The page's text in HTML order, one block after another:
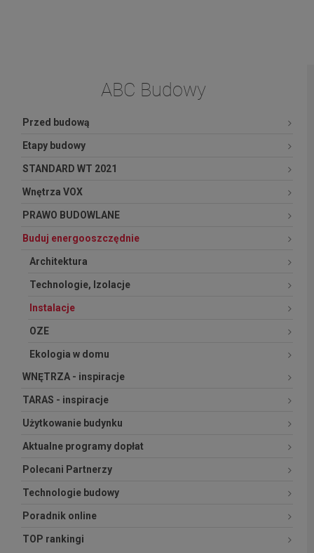
ABC Budowy
Przed budową
Etapy budowy
STANDARD WT 2021
Wnętrza VOX
PRAWO BUDOWLANE
Buduj energooszczędnie
Architektura
Technologie, Izolacje
Instalacje
OZE
Ekologia w domu
WNĘTRZA - inspiracje
TARAS - inspiracje
Użytkowanie budynku
Aktualne programy dopłat
Polecani Partnerzy
Technologie budowy
Poradnik online
TOP rankingi